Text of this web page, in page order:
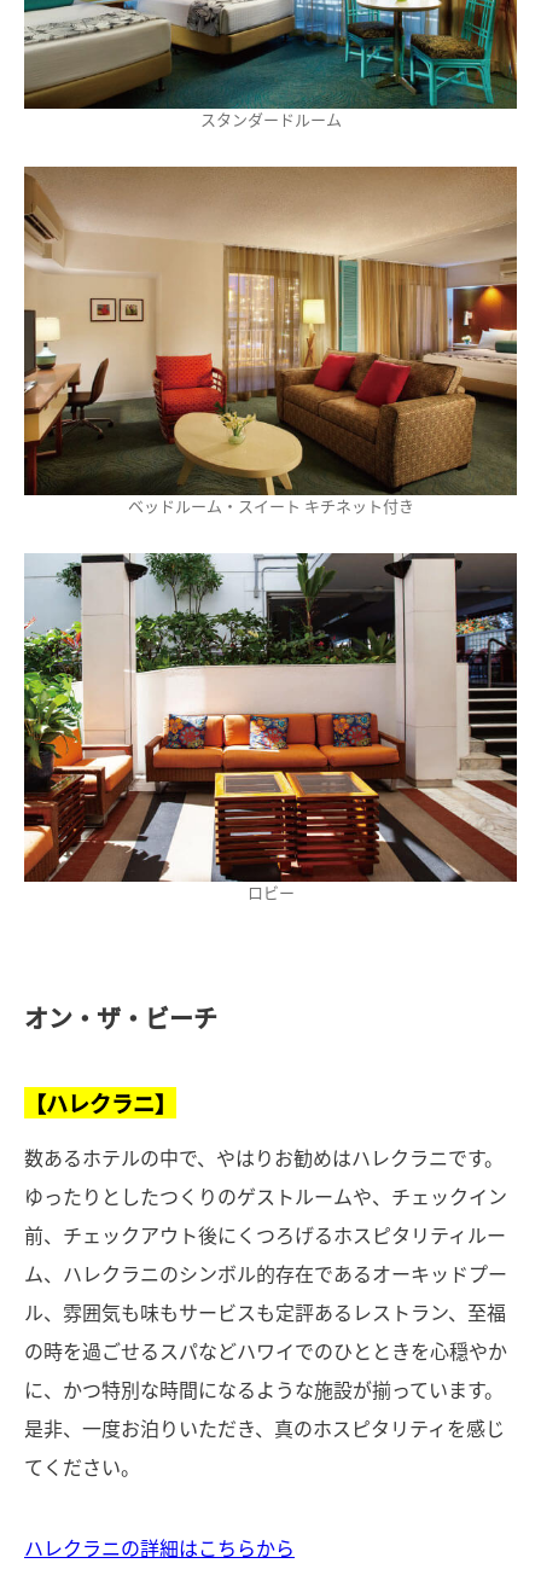
スタンダードルーム
ベッドルーム・スイート キチネット付き
ロビー
オン・ザ・ビーチ
【ハレクラニ】
数あるホテルの中で、やはりお勧めはハレクラニです。
ゆったりとしたつくりのゲストルームや、チェックイン
前、チェックアウト後にくつろげるホスピタリティルー
ム、ハレクラニのシンボル的存在であるオーキッドプー
ル、雰囲気も味もサービスも定評あるレストラン、至福
の時を過ごせるスパなどハワイでのひとときを心穏やか
に、かつ特別な時間になるような施設が揃っています。
是非、一度お泊りいただき、真のホスピタリティを感じ
てください。
ハレクラニの詳細はこちらから